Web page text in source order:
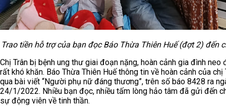
Trao tiền hỗ trợ của bạn đọc Báo Thừa Thiên Huế (đợt 2) đến
Chị Trân bị bệnh ung thư giai đoạn nặng, hoàn cảnh gia đình neo
rất khó khăn. Báo Thừa Thiên Huế thông tin về hoàn cảnh của chị
qua bài viết “Người phụ nữ đáng thương”, trên số báo 8428 ra
24/1/2022. Nhiều bạn đọc, nhiều tấm lòng hảo tâm đã gửi đến
sự động viên về tinh thần.